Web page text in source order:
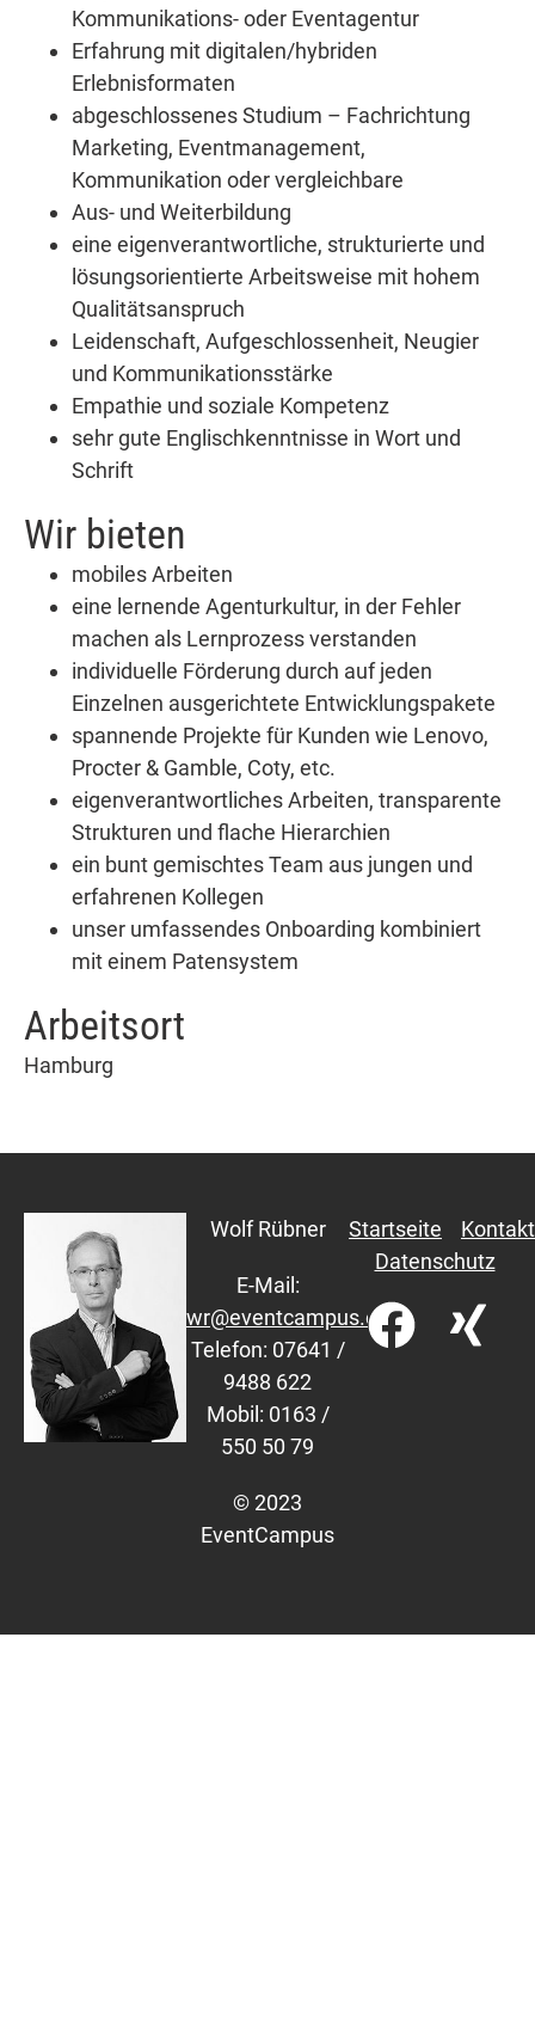
Kommunikations- oder Eventagentur
Erfahrung mit digitalen/hybriden
Erlebnisformaten
abgeschlossenes Studium – Fachrichtung
Marketing, Eventmanagement,
Kommunikation oder vergleichbare
Aus- und Weiterbildung
eine eigenverantwortliche, strukturierte und
lösungsorientierte Arbeitsweise mit hohem
Qualitätsanspruch
Leidenschaft, Aufgeschlossenheit, Neugier
und Kommunikationsstärke
Empathie und soziale Kompetenz
sehr gute Englischkenntnisse in Wort und
Schrift
Wir bieten
mobiles Arbeiten
eine lernende Agenturkultur, in der Fehler
machen als Lernprozess verstanden
individuelle Förderung durch auf jeden
Einzelnen ausgerichtete Entwicklungspakete
spannende Projekte für Kunden wie Lenovo,
Procter & Gamble, Coty, etc.
eigenverantwortliches Arbeiten, transparente
Strukturen und flache Hierarchien
ein bunt gemischtes Team aus jungen und
erfahrenen Kollegen
unser umfassendes Onboarding kombiniert
mit einem Patensystem
Arbeitsort
Hamburg
Wolf Rübner
E-Mail:
wr@eventcampus.com
Telefon: 07641 /
9488 622
Mobil: 0163 /
550 50 79
© 2023
EventCampus
Startseite
Kontakt
Datenschutz